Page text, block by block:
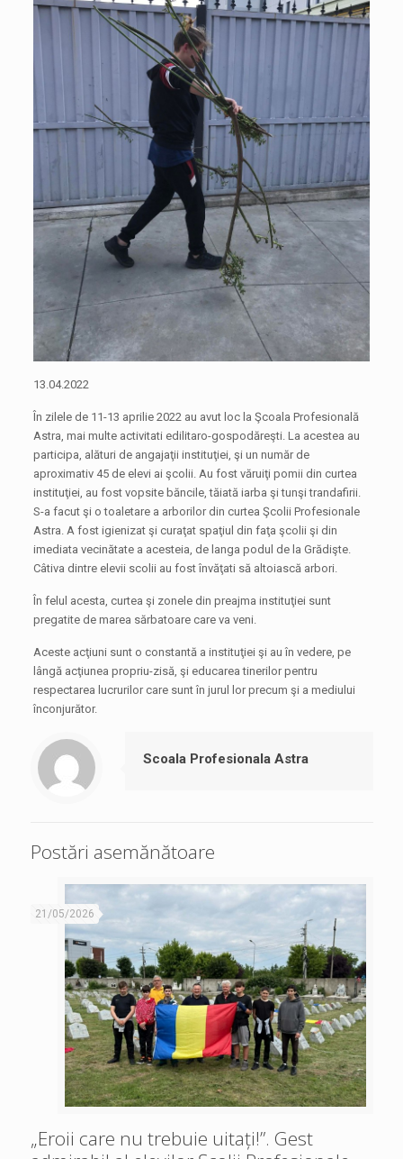
13.04.2022
În zilele de 11-13 aprilie 2022 au avut loc la Şcoala Profesională
Astra, mai multe activitati edilitaro-gospodăreşti. La acestea au
participa, alături de angajaţii instituţiei, şi un număr de
aproximativ 45 de elevi ai şcolii. Au fost văruiţi pomii din curtea
instituţiei, au fost vopsite băncile, tăiată iarba şi tunşi trandafirii.
S-a facut şi o toaletare a arborilor din curtea Şcolii Profesionale
Astra. A fost igienizat şi curaţat spaţiul din faţa şcolii şi din
imediata vecinătate a acesteia, de langa podul de la Grădişte.
Câtiva dintre elevii scolii au fost învăţati să altoiască arbori.
În felul acesta, curtea şi zonele din preajma instituţiei sunt
pregatite de marea sărbatoare care va veni.
Aceste acţiuni sunt o constantă a instituţiei şi au în vedere, pe
lângă acţiunea propriu-zisă, şi educarea tinerilor pentru
respectarea lucrurilor care sunt în jurul lor precum şi a mediului
înconjurător.
Scoala Profesionala Astra
Postări asemănătoare
21/05/2026
„Eroii care nu trebuie uitați!”. Gest